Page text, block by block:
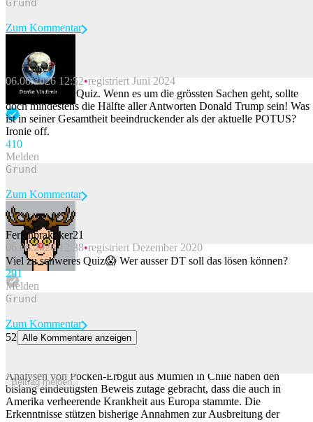
Beitrag melden
Zum Kommentar
Der Lette
06.06.2026 12:52 registriert Juni 2024
Sehr schlechtes Quiz. Wenn es um die grössten Sachen geht, sollte
doch mindestens die Hälfte aller Antworten Donald Trump sein! Was
ist in seiner Gesamtheit beeindruckender als der aktuelle POTUS?
Ironie off.
410
Melden
Beitrag melden
Zum Kommentar
Ferienpraktiker21
06.06.2026 12:38 registriert Dezember 2020
Viel zu schweres Quiz😱 Wer ausser DT soll das lösen können?
291
Melden
Beitrag melden
Zum Kommentar
52 Alle Kommentare anzeigen
Analysen von Pocken-Erbgut aus Mumien in Chile haben den
bislang eindeutigsten Beweis zutage gebracht, dass die auch in
Amerika verheerende Krankheit aus Europa stammte. Die
Erkenntnisse stützen bisherige Annahmen zur Ausbreitung der